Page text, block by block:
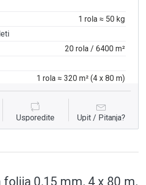
1 rola ≈ 50 kg
20 rola / 6400 m²
1 rola ≈ 320 m² (4 x 80 m)
Usporedite Upit / Pitanja?
folija 0,15 mm, 4 x 80 m,